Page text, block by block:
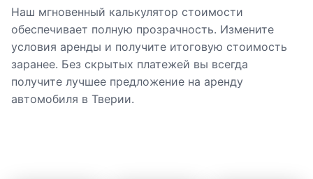
Наш мгновенный калькулятор стоимости
обеспечивает полную прозрачность. Измените
условия аренды и получите итоговую стоимость
заранее. Без скрытых платежей вы всегда
получите лучшее предложение на аренду
автомобиля в Тверии.